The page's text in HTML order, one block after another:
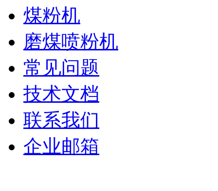
煤粉机
磨煤喷粉机
常见问题
技术文档
联系我们
企业邮箱